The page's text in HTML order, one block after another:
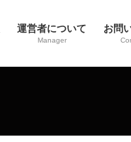
運営者について
Manager
お問